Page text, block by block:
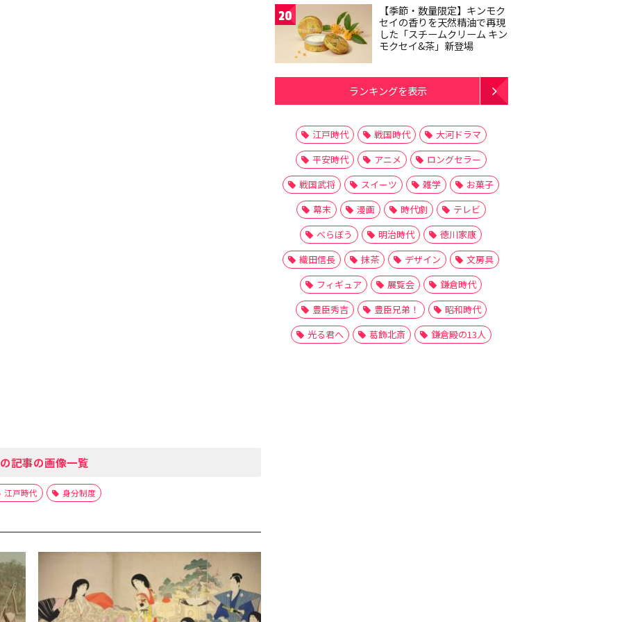
記事の画像一覧
江戸時代 身分制度
20
【季節・数量限定】キンモク
セイの香りを天然精油で再現
した「スチームクリーム キン
モクセイ&茶」新登場
ランキングを表示
江戸時代 戦国時代
大河ドラマ
平安時代
アニメ
ロングセラー
戦国武将
スイーツ 雑学
お菓子
幕末
漫画 時代劇
テレビ
べらぼう
明治時代
徳川家康
織田信長
抹茶 デザイン
文房具
フィギュア
展覧会
鎌倉時代
豊臣秀吉
豊臣兄弟！
昭和時代
光る君へ
葛飾北斎 鎌倉殿の13人